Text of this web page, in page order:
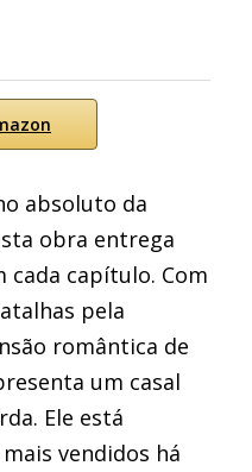
absoluto da
obra entrega
capítulo. Com
pela
romântica de
um casal
Ele está
vendidos há